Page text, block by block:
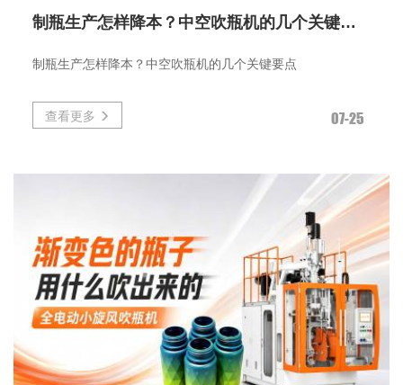
制瓶生产怎样降本？中空吹瓶机的几个关键要点
制瓶生产怎样降本？中空吹瓶机的几个关键要点
查看更多 07-25